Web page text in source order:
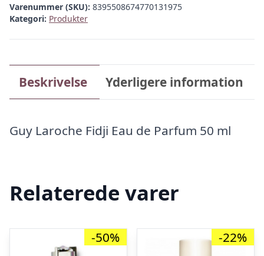
Varenummer (SKU): 8395508674770131975
Kategori: Produkter
Beskrivelse Yderligere information
Guy Laroche Fidji Eau de Parfum 50 ml
Relaterede varer
-50% -22%